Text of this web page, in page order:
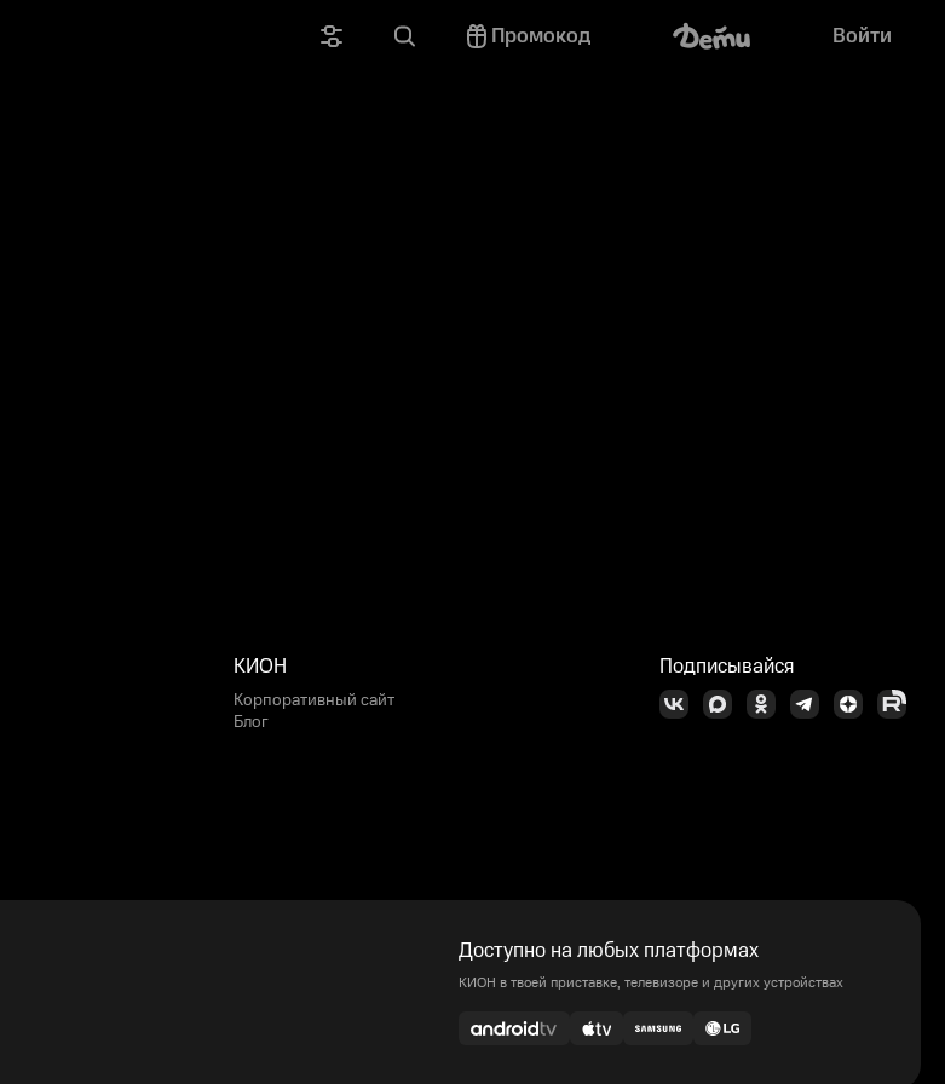
Промокод Войти
КИОН
Корпоративный сайт
Блог
Подписывайся
Доступно на любых платформах
КИОН в твоей приставке, телевизоре и других устройствах